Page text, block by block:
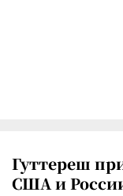
Гуттереш
США и